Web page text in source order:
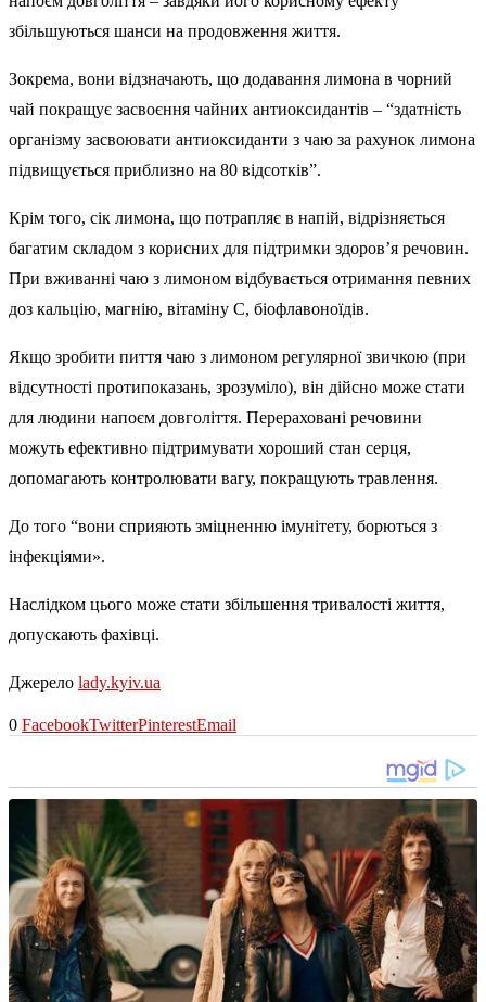
збільшуються шанси на продовження життя.
Зокрема, вони відзначають, що додавання лимона в чорний
чай покращує засвоєння чайних антиоксидантів – “здатність
організму засвоювати антиоксиданти з чаю за рахунок лимона
підвищується приблизно на 80 відсотків”.
Крім того, сік лимона, що потрапляє в напій, відрізняється
багатим складом з корисних для підтримки здоров’я речовин.
При вживанні чаю з лимоном відбувається отримання певних
доз кальцію, магнію, вітаміну С, біофлавоноїдів.
Якщо зробити пиття чаю з лимоном регулярної звичкою (при
відсутності протипоказань, зрозуміло), він дійсно може стати
для людини напоєм довголіття. Перераховані речовини
можуть ефективно підтримувати хороший стан серця,
допомагають контролювати вагу, покращують травлення.
До того “вони сприяють зміцненню імунітету, борються з
інфекціями».
Наслідком цього може стати збільшення тривалості життя,
допускають фахівці.
Джерело lady.kyiv.ua
0 FacebookTwitterPinterestEmail